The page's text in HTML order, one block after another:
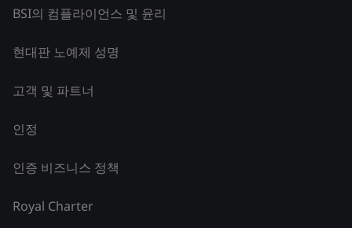
BSI의 컴플라이언스 및 윤리
현대판 노예제 성명
고객 및 파트너
인정
인증 비즈니스 정책
Royal Charter